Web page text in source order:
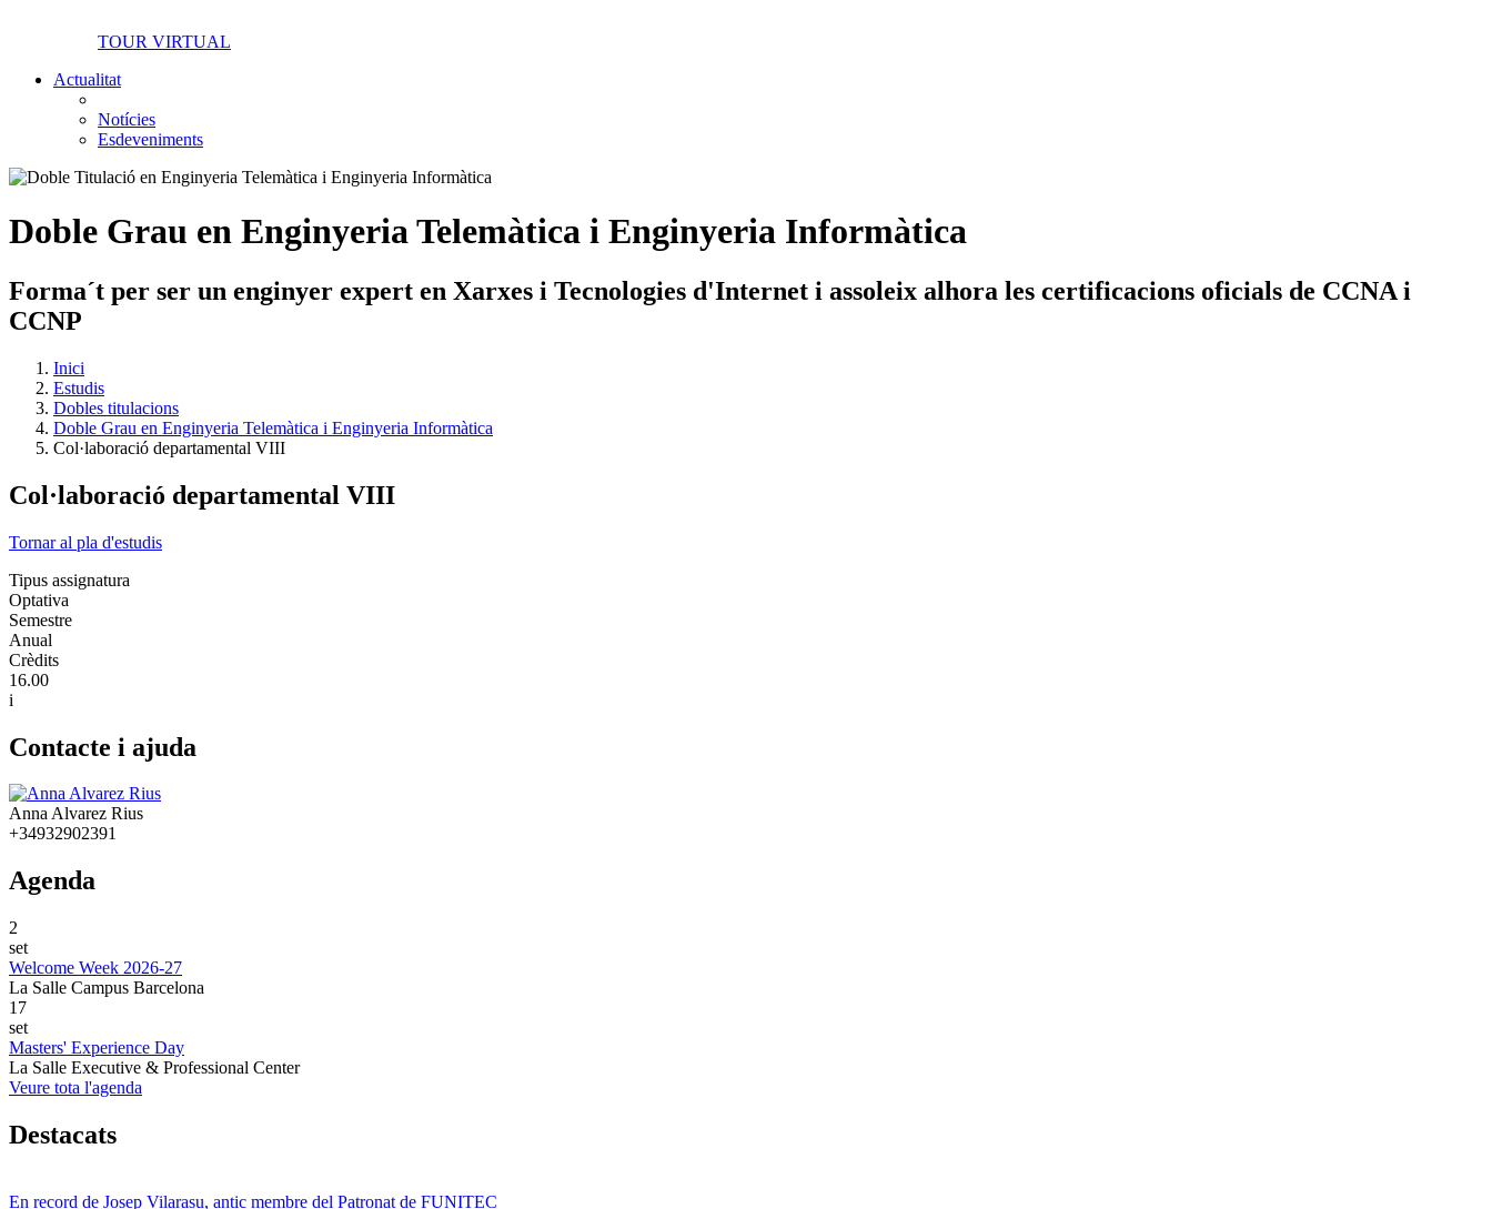
TOUR VIRTUAL
Actualitat
Notícies
Esdeveniments
Doble Grau en Enginyeria Telemàtica i Enginyeria Informàtica
Forma´t per ser un enginyer expert en Xarxes i Tecnologies d'Internet i assoleix alhora les certificacions oficials de CCNA i
CCNP
Inici
Estudis
Dobles titulacions
Doble Grau en Enginyeria Telemàtica i Enginyeria Informàtica
Col·laboració departamental VIII
Col·laboració departamental VIII
Tornar al pla d'estudis
Tipus assignatura
Optativa
Semestre
Anual
Crèdits
16.00
i
Contacte i ajuda
Anna Alvarez Rius
+34932902391
Agenda
2
set
Welcome Week 2026-27
La Salle Campus Barcelona
17
set
Masters' Experience Day
La Salle Executive & Professional Center
Veure tota l'agenda
Destacats
En record de Josep Vilarasu, antic membre del Patronat de FUNITEC